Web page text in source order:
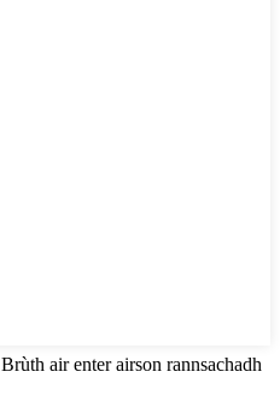
Brùth air enter airson rannsachadh